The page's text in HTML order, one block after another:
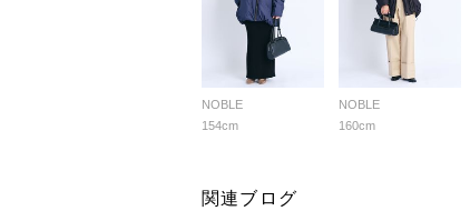
NOBLE
154cm
NOBLE
160cm
関連ブログ